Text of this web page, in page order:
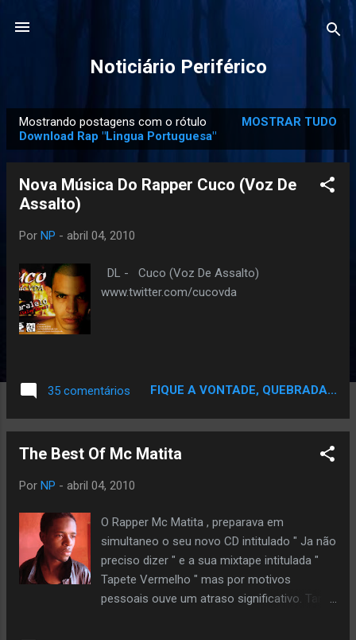
Noticiário Periférico
o
Mostrando postagens com o rótulo
Download Rap "Lingua Portuguesa"
MOSTRAR TUDO
Nova Música Do Rapper Cuco (Voz De
Por NP - abril 04, 2010
DL - Cuco (Voz De Assalto)‏
www.twitter.com/cucovda
35 comentários FIQUE A VONTADE, QUEBRADA...
Por NP - abril 04, 2010
O Rapper Mc Matita , preparava em
simultaneo o seu novo CD intitulado " Ja não
preciso dizer " e a sua mixtape intitulada "
Tapete Vermelho " mas por motivos
pessoais ouve um atraso significativo. Tanto